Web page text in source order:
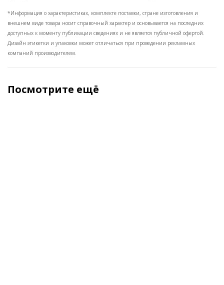
*Информация о характеристиках, комплекте поставки, стране изготовления и
внешнем виде товара носит справочный характер и основывается на последних
доступных к моменту публикации сведениях и не является публичной офертой.
Дизайн этикетки и упаковки может отличаться при проведении рекламных
компаний производителем.
Посмотрите ещё